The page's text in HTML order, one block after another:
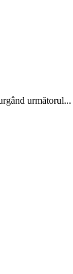
următorul...